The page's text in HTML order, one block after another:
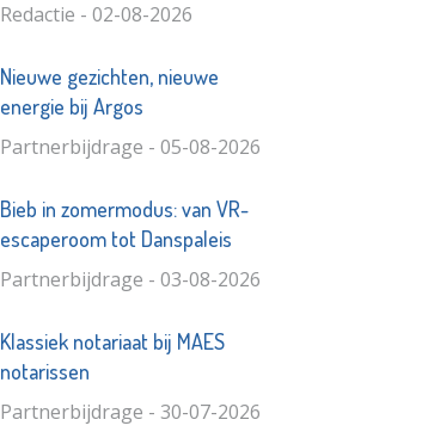
Redactie - 02-08-2026
Nieuwe gezichten, nieuwe
energie bij Argos
Partnerbijdrage - 05-08-2026
Bieb in zomermodus: van VR-
escaperoom tot Danspaleis
Partnerbijdrage - 03-08-2026
Klassiek notariaat bij MAES
notarissen
Partnerbijdrage - 30-07-2026